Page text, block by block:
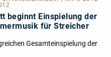
beginnt Einspielung der
für Streicher
Gesamteinspielung der